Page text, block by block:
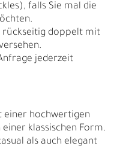
falls Sie mal die
rückseitig doppelt mit
jederzeit
einer hochwertigen
klassischen Form.
als auch elegant